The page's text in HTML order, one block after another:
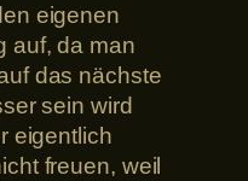
eigenen
auf, da man
das nächste
sein wird
eigentlich
freuen, weil